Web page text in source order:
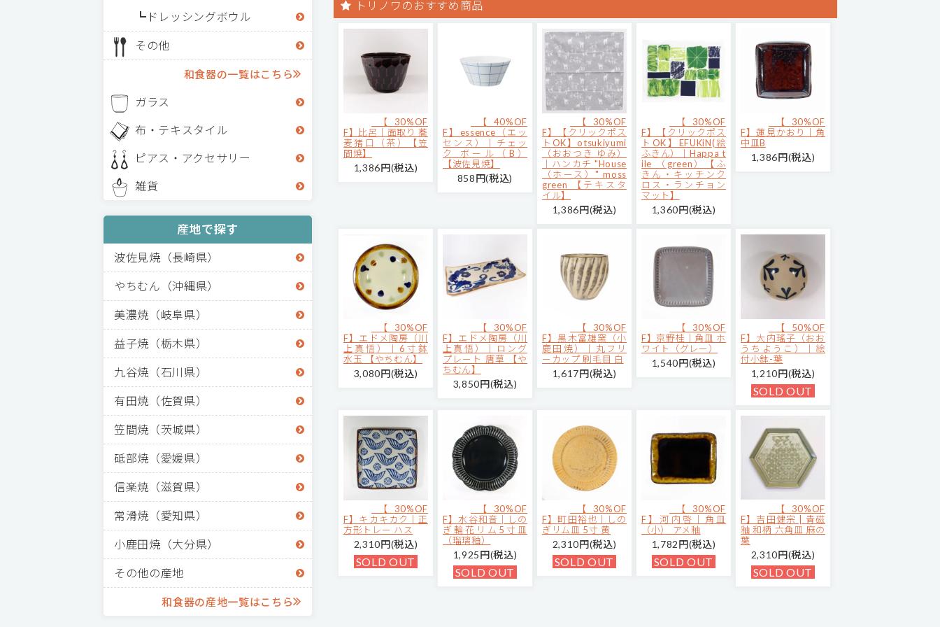
ドレッシングボウル
その他
和食器の一覧はこちら
ガラス
布・テキスタイル
ピアス・アクセサリー
雑貨
産地で探す
波佐見焼（長崎県）
やちむん（沖縄県）
美濃焼（岐阜県）
益子焼（栃木県）
九谷焼（石川県）
有田焼（佐賀県）
笠間焼（茨城県）
砥部焼（愛媛県）
信楽焼（滋賀県）
常滑焼（愛知県）
小鹿田焼（大分県）
その他の産地
和食器の産地一覧はこちら
トリノワのおすすめ商品
【30%OF
F】比呂｜面取り 蕎
麦猪口（茶）【笠
間焼】
1,386円(税込)
【40%OF
F】essence（エッ
センス）｜チェッ
ク ボール（B）
【波佐見焼】
858円(税込)
【30%OF
F】【クリックポス
トOK】otsukiyumi
（おおつき ゆみ）
｜ハンカチ "House
（ホース）" moss
green 【テキスタ
イル】
1,386円(税込)
【30%OF
F】【クリックポス
トOK】EFUKiN(絵
ふきん）｜Happa t
ile （green）【ふ
きん・キッチンク
ロス・ランチョン
マット】
1,360円(税込)
【30%OF
F】蓮見かおり｜角
中皿B
1,386円(税込)
【30%OF
F】エドメ陶房（川
上真悟）｜6寸鉢
水玉 【やちむん】
3,080円(税込)
【30%OF
F】エドメ陶房（川
上真悟）｜ロング
プレート 唐草 【や
ちむん】
3,850円(税込)
【30%OF
F】黒木富雄窯（小
鹿田焼）｜丸フリ
ーカップ 刷毛目 白
1,617円(税込)
【30%OF
F】京野桂｜角皿 ホ
ワイト（グレー）
1,540円(税込)
【50%OF
F】大内瑤子（おお
うちようこ）｜絵
付小鉢-葉
1,210円(税込)
SOLD OUT
【30%OF
F】キカキカク｜正
方形トレー ハス
2,310円(税込)
SOLD OUT
【30%OF
F】水谷和音│しの
ぎ輪花リム5寸皿
（瑠璃釉）
1,925円(税込)
SOLD OUT
【30%OF
F】町田裕也｜しの
ぎリム皿 5寸 黄
2,310円(税込)
SOLD OUT
【30%OF
F】河内啓｜角皿
（小） アメ釉
1,782円(税込)
SOLD OUT
【30%OF
F】吉田健宗 | 青磁
釉 和柄 六角皿 麻の
葉
2,310円(税込)
SOLD OUT